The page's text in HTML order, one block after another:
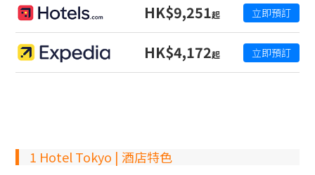
HK$9,251起 立即預訂
HK$4,172起 立即預訂
1 Hotel Tokyo | 酒店特色